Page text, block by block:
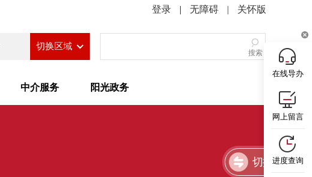
| 无障碍 | 关怀版
切换区域
搜索
中介服务 阳光政务
切换简洁版
在线导办
网上留言
进度查询